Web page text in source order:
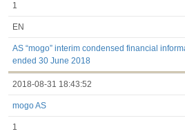
1
EN
AS “mogo” interim condensed financial
ended 30 June 2018
2018-08-31 18:43:52
mogo AS
1